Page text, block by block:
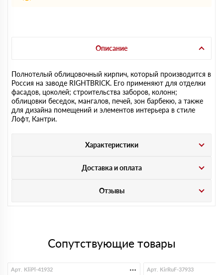
Описание
Полнотелый облицовочный кирпич, который производится в
Россия на заводе RIGHTBRICK. Его применяют для отделки
фасадов, цоколей; строительства заборов, колонн;
облицовки беседок, мангалов, печей, зон барбекю, а также
для дизайна помещений и элементов интерьера в стиле
Лофт, Кантри.
Характеристики
Доставка и оплата
Отзывы
Сопутствующие товары
Арт. KliPl-41932 Арт. KirRuF-37933